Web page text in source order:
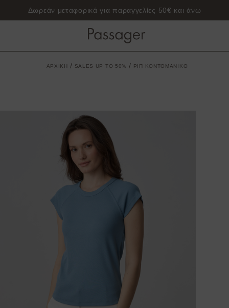
Δωρεάν μεταφορικά για παραγγελίες 50€ και άνω
ΑΡΧΙΚΗ / SALES UP TO 50% / ΡΙΠ ΚΟΝΤΟΜΑΝΙΚΟ